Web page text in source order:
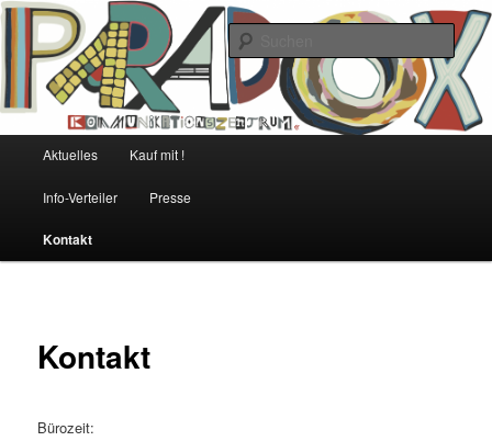
Paradox bleibt!
Kommunikationszentrum Paradox Bremen
Zum Inhalt wechseln
Zum sekundären Inhalt wechseln
Aktuelles Kauf mit !
Info-Verteiler Presse
Kontakt
Kontakt
Bürozeit: